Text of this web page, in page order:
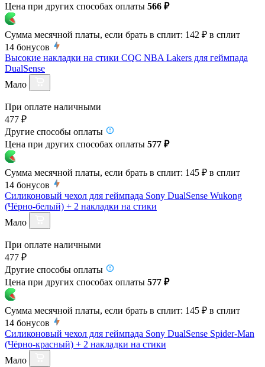
Цена при других способах оплаты 566 ₽
Сумма месячной платы, если брать в сплит: 142 ₽ в сплит
14 бонусов
Высокие накладки на стики CQC NBA Lakers для геймпада
DualSense
Мало
При оплате наличными
477 ₽
Другие способы оплаты
Цена при других способах оплаты 577 ₽
Сумма месячной платы, если брать в сплит: 145 ₽ в сплит
14 бонусов
Силиконовый чехол для геймпада Sony DualSense Wukong
(Чёрно-белый) + 2 накладки на стики
Мало
При оплате наличными
477 ₽
Другие способы оплаты
Цена при других способах оплаты 577 ₽
Сумма месячной платы, если брать в сплит: 145 ₽ в сплит
14 бонусов
Силиконовый чехол для геймпада Sony DualSense Spider-Man
(Чёрно-красный) + 2 накладки на стики
Мало